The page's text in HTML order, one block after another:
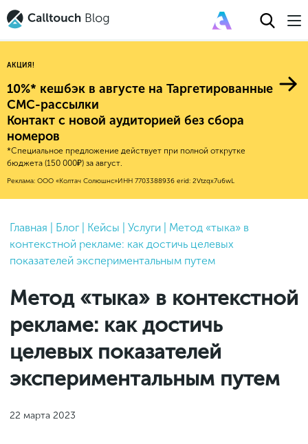
Авторитейл
Финансы
Е-коммерс
Недвижимость
HoReCa
Услуги
Фитнес
2025
2024
2022
2021
2019
2018
2017
Новые продукты
Эксплейнеры
Обновления продуктов Calltouch
Обучение работы с инструментами
Calltouch
Индекс здоровья российского
Mental Health
Исследование Out Of Cloud
Привлечение
Конверсия
Аналитика
Процессы и управление
Финансы и бухгалтерия
Законы и документы
Продажи и маркетплейсы
Словарь маркетолога
Callday
MeetUp
Вебинары и практикумы
АКЦИЯ!
10%* кешбэк в августе на Таргетированные
СМС-рассылки
Контакт с новой аудиторией без сбора
номеров
*Специальное предложение действует при полной открутке
бюджета (150 000₽) за август.
Реклама: ООО «Колтач Солюшнс»ИНН 7703388936 erid: 2Vtzqx7u6wL
Главная Блог Кейсы Услуги
Метод «тыка» в
контекстной рекламе: как достичь целевых
показателей экспериментальным путем
Метод «тыка» в контекстной
рекламе: как достичь
целевых показателей
экспериментальным путем
22 марта 2023